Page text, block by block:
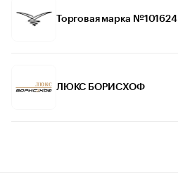
Торговая марка №101624
ЛЮКС БОРИСХОФ